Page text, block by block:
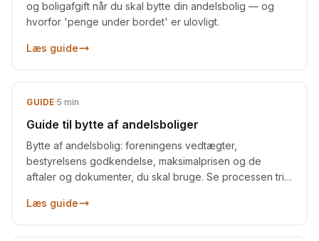
og boligafgift når du skal bytte din andelsbolig — og
hvorfor 'penge under bordet' er ulovligt.
Læs guide
GUIDE·5 min
Guide til bytte af andelsboliger
Bytte af andelsbolig: foreningens vedtægter,
bestyrelsens godkendelse, maksimalprisen og de
aftaler og dokumenter, du skal bruge. Se processen trin
Læs guide